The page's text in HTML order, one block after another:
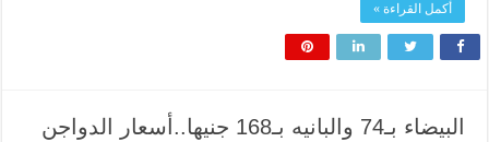
أكمل القراءة »
البيضاء بـ74 والبانيه بـ168 جنيها..أسعار الدواجن